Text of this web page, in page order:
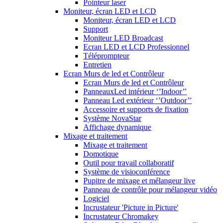
Pointeur laser
Moniteur, écran LED et LCD
Moniteur, écran LED et LCD
Support
Moniteur LED Broadcast
Ecran LED et LCD Professionnel
Téléprompteur
Entretien
Ecran Murs de led et Contrôleur
Ecran Murs de led et Contrôleur
PanneauxLed intérieur ‘’Indoor’’
Panneau Led extérieur ‘’Outdoor’’
Accessoire et supports de fixation
Système NovaStar
Affichage dynamique
Mixage et traitement
Mixage et traitement
Domotique
Outil pour travail collaboratif
Système de visioconférence
Pupitre de mixage et mélangeur live
Panneau de contrôle pour mélangeur vidéo
Logiciel
Incrustateur 'Picture in Picture'
Incrustateur Chromakey